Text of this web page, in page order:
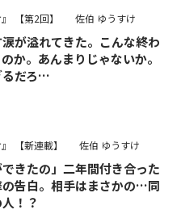
【第2回】 佐伯 ゆうすけ
が溢れてきた。こんな終わ
か。あんまりじゃないか。
るだろ…
【新連載】 佐伯 ゆうすけ
できたの」二年間付き合った
告白。相手はまさかの…同
！？